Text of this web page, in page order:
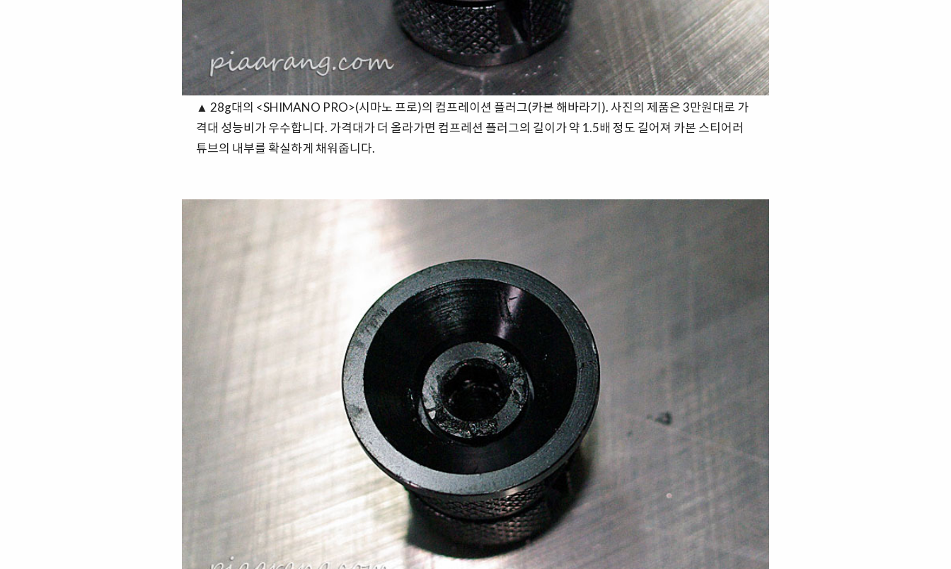
▲ 28g대의 <SHIMANO PRO>(시마노 프로)의 컴프레이션 플러그(카본 해바라기). 사진의 제품은 3만원대로 가
격대 성능비가 우수합니다. 가격대가 더 올라가면 컴프레션 플러그의 길이가 약 1.5배 정도 길어져 카본 스티어러
튜브의 내부를 확실하게 채워줍니다.